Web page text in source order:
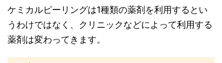
ケミカルピーリングは1種類の薬剤を利用するとい
うわけではなく、クリニックなどによって利用する
薬剤は変わってきます。